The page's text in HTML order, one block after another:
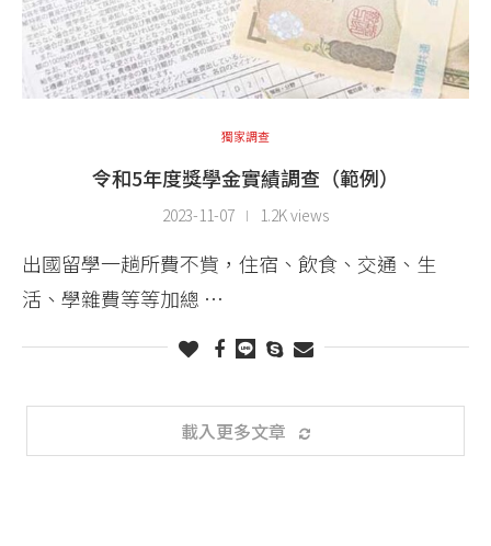
獨家調查
令和5年度獎學金實績調查（範例）
2023-11-07 1.2K views
出國留學一趟所費不貲，住宿、飲食、交通、生
活、學雜費等等加總 …
載入更多文章